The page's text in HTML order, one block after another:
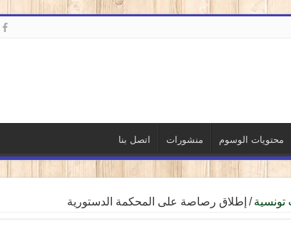
محتويات الوسوم منشورات اتصل بنا
تونسية / إطلاق رصاصة على المحكمة الدستورية